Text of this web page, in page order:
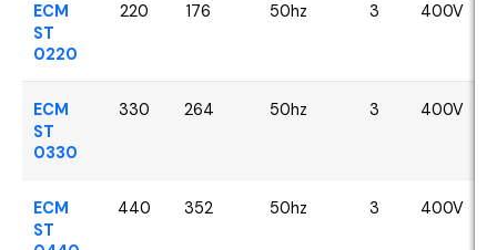
ECM
ST
0220
220 176 50hz 3 400V
ECM
ST
0330
330 264 50hz 3 400V
ECM
ST
440 352 50hz 3 400V